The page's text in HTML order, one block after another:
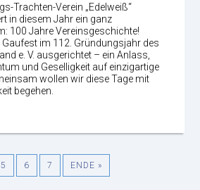
Trachten-Verein „Edelweiß“
in diesem Jahr ein ganz
100 Jahre Vereinsgeschichte!
im 112. Gründungsjahr des
e. V. ausgerichtet – ein Anlass,
und Geselligkeit auf einzigartige
wollen wir diese Tage mit
begehen.
5 6 7 ENDE »